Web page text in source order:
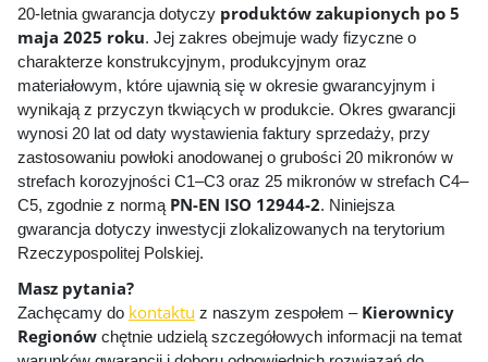
20-letnia gwarancja dotyczy produktów zakupionych po 5
maja 2025 roku. Jej zakres obejmuje wady fizyczne o
charakterze konstrukcyjnym, produkcyjnym oraz
materiałowym, które ujawnią się w okresie gwarancyjnym i
wynikają z przyczyn tkwiących w produkcie. Okres gwarancji
wynosi 20 lat od daty wystawienia faktury sprzedaży, przy
zastosowaniu powłoki anodowanej o grubości 20 mikronów w
strefach korozyjności C1–C3 oraz 25 mikronów w strefach C4–
C5, zgodnie z normą PN-EN ISO 12944-2. Niniejsza
gwarancja dotyczy inwestycji zlokalizowanych na terytorium
Rzeczypospolitej Polskiej.
Masz pytania?
Zachęcamy do kontaktu z naszym zespołem – Kierownicy
Regionów chętnie udzielą szczegółowych informacji na temat